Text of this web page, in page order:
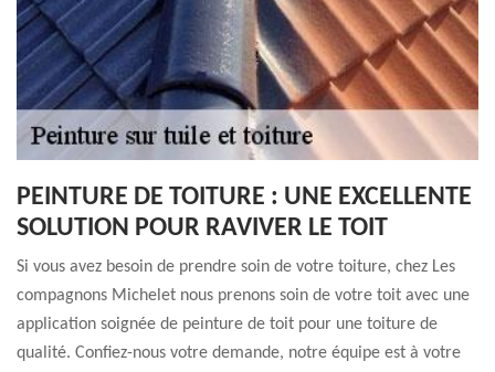
PEINTURE DE TOITURE : UNE EXCELLENTE
SOLUTION POUR RAVIVER LE TOIT
Si vous avez besoin de prendre soin de votre toiture, chez Les
compagnons Michelet nous prenons soin de votre toit avec une
application soignée de peinture de toit pour une toiture de
qualité. Confiez-nous votre demande, notre équipe est à votre